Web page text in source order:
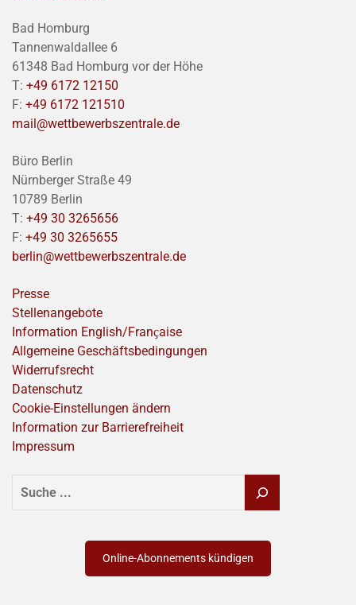
Bad Homburg
Tannenwaldallee 6
61348 Bad Homburg vor der Höhe
T: +49 6172 12150
F: +49 6172 121510
mail@wettbewerbszentrale.de
Büro Berlin
Nürnberger Straße 49
10789 Berlin
T: +49 30 3265656
F: +49 30 3265655
berlin@wettbewerbszentrale.de
Presse
Stellenangebote
Information English/Franҫaise
Allgemeine Geschäftsbedingungen
Widerrufsrecht
Datenschutz
Cookie-Einstellungen ändern
Information zur Barrierefreiheit
Impressum
SUCHEN
Online-Abonnements kündigen